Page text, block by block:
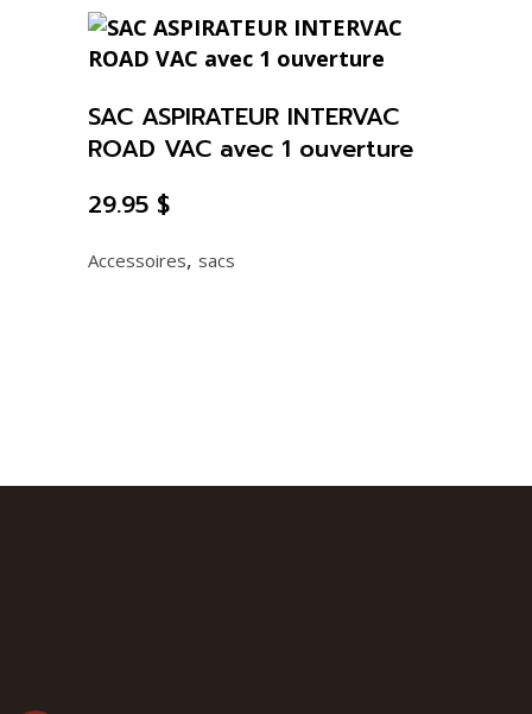
Accessoires, sacs
SAC ASPIRATEUR INTERVAC
ROAD VAC avec 1 ouverture
29.95 $